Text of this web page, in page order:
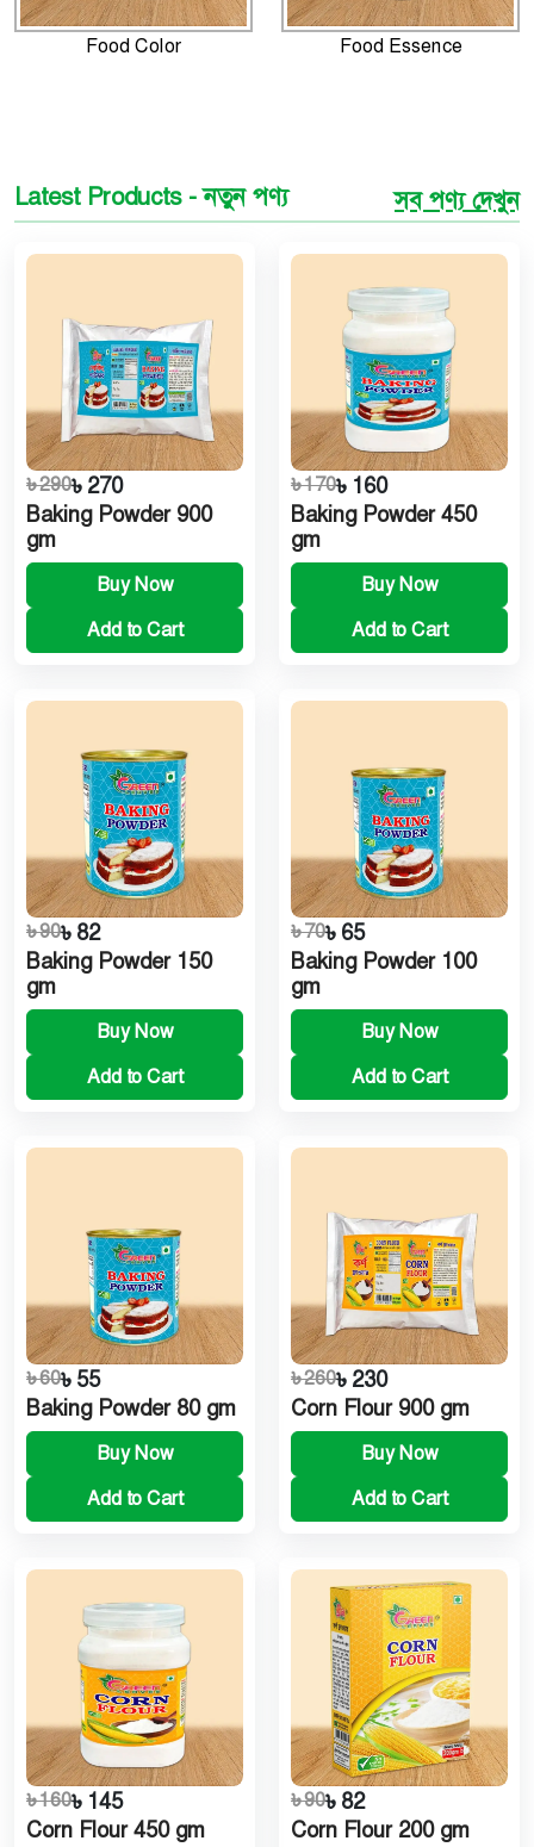
Food Color Food Essence
Latest Products - নতুন পণ্য সব পণ্য দেখুন
৳ 290৳ 270
Baking Powder 900
gm
Buy Now
Add to Cart
৳ 170৳ 160
Baking Powder 450
gm
Buy Now
Add to Cart
৳ 90৳ 82
Baking Powder 150
gm
Buy Now
Add to Cart
৳ 70৳ 65
Baking Powder 100
gm
Buy Now
Add to Cart
৳ 60৳ 55
Baking Powder 80 gm
Buy Now
Add to Cart
৳ 260৳ 230
Corn Flour 900 gm
Buy Now
Add to Cart
৳ 160৳ 145
Corn Flour 450 gm
৳ 90৳ 82
Corn Flour 200 gm